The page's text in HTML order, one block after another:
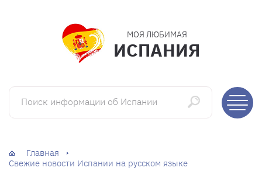
МОЯ ЛЮБИМАЯ
ИСПАНИЯ
Поиск информации об Испании
Главная
Свежие новости Испании на русском языке